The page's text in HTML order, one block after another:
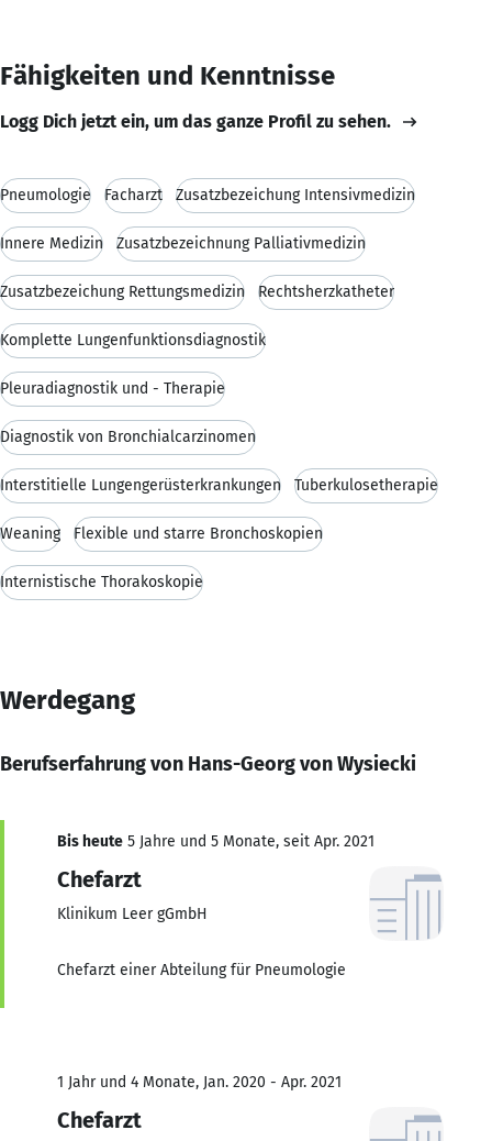
Fähigkeiten und Kenntnisse
Logg Dich jetzt ein, um das ganze Profil zu sehen.
Pneumologie Facharzt Zusatzbezeichung Intensivmedizin
Innere Medizin Zusatzbezeichnung Palliativmedizin
Zusatzbezeichung Rettungsmedizin Rechtsherzkatheter
Komplette Lungenfunktionsdiagnostik
Pleuradiagnostik und - Therapie
Diagnostik von Bronchialcarzinomen
Interstitielle Lungengerüsterkrankungen Tuberkulosetherapie
Weaning Flexible und starre Bronchoskopien
Internistische Thorakoskopie
Werdegang
Berufserfahrung von Hans-Georg von Wysiecki
Bis heute 5 Jahre und 5 Monate, seit Apr. 2021
Chefarzt
Klinikum Leer gGmbH
Chefarzt einer Abteilung für Pneumologie
1 Jahr und 4 Monate, Jan. 2020 - Apr. 2021
Chefarzt